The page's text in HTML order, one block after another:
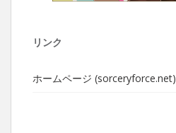
リンク
ホームページ (sorceryforce.net)